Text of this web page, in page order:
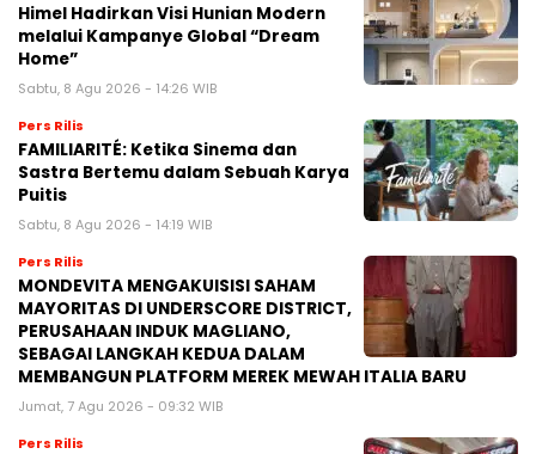
Himel Hadirkan Visi Hunian Modern
melalui Kampanye Global “Dream
Home”
Sabtu, 8 Agu 2026 - 14:26 WIB
Pers Rilis
FAMILIARITÉ: Ketika Sinema dan
Sastra Bertemu dalam Sebuah Karya
Puitis
Sabtu, 8 Agu 2026 - 14:19 WIB
Pers Rilis
MONDEVITA MENGAKUISISI SAHAM
MAYORITAS DI UNDERSCORE DISTRICT,
PERUSAHAAN INDUK MAGLIANO,
SEBAGAI LANGKAH KEDUA DALAM
MEMBANGUN PLATFORM MEREK MEWAH ITALIA BARU
Jumat, 7 Agu 2026 - 09:32 WIB
Pers Rilis